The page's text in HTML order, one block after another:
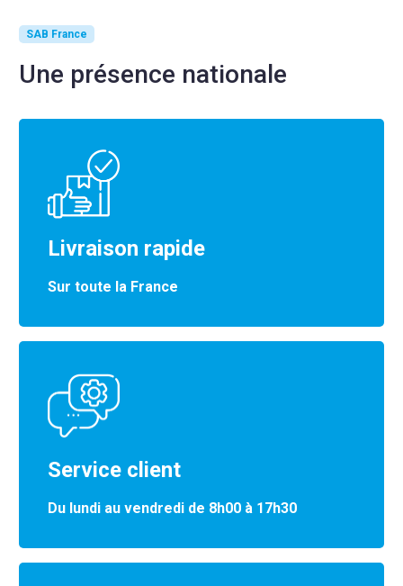
SAB France
Une présence nationale
Livraison rapide
Sur toute la France
Service client
Du lundi au vendredi de 8h00 à 17h30